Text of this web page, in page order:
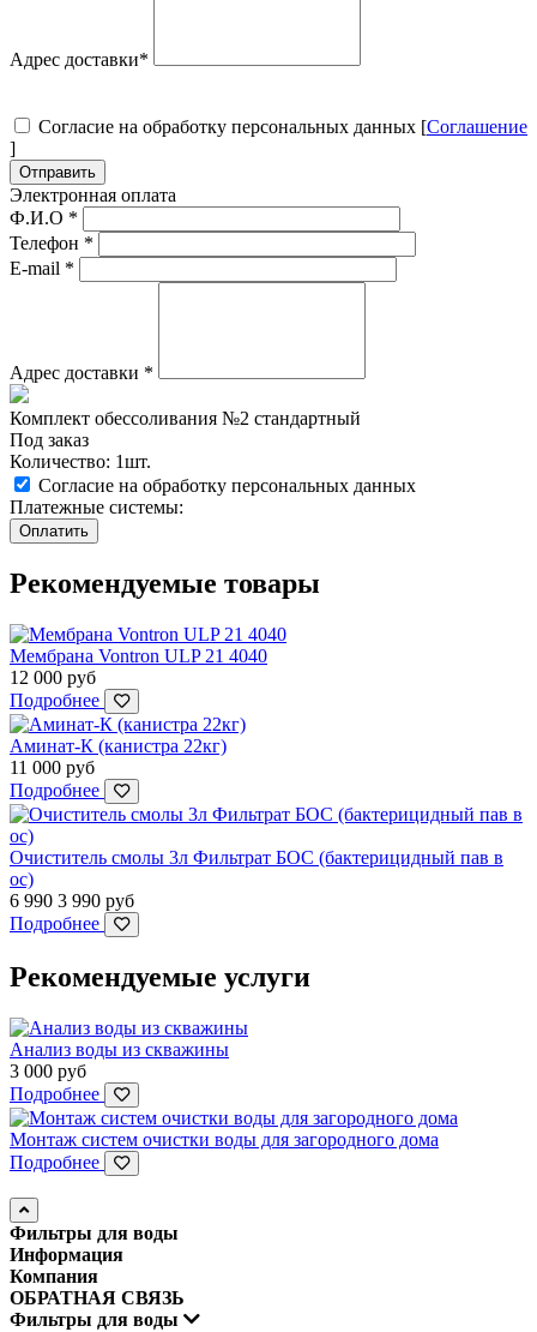
Адрес доставки*
Согласие на обработку персональных данных [Соглашение
]
Отправить
Электронная оплата
Ф.И.О *
Телефон *
E-mail *
Адрес доставки *
Комплект обессоливания №2 стандартный
Под заказ
Количество: 1шт.
Согласие на обработку персональных данных
Платежные системы:
Рекомендуемые товары
Мембрана Vontron ULP 21 4040
12 000 руб
Подробнее
Аминат-К (канистра 22кг)
11 000 руб
Подробнее
Очиститель смолы 3л Фильтрат БОС (бактерицидный пав в
ос)
6 990 3 990 руб
Подробнее
Рекомендуемые услуги
Анализ воды из скважины
3 000 руб
Подробнее
Монтаж систем очистки воды для загородного дома
Подробнее
Фильтры для воды
Информация
Компания
ОБРАТНАЯ СВЯЗЬ
Фильтры для воды